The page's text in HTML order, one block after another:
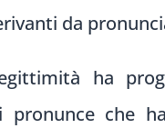
da
ha
pronunce che